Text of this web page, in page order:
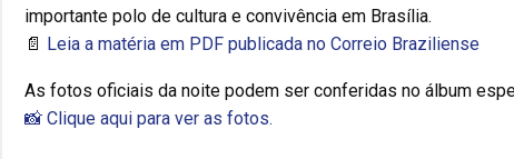
importante polo de cultura e convivência em Brasília.
📄 Leia a matéria em PDF publicada no Correio Braziliense
As fotos oficiais da noite podem ser conferidas no álbum
📸 Clique aqui para ver as fotos.